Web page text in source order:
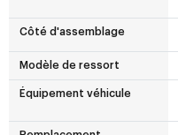
Côté d'assemblage
Modèle de ressort
Équipement véhicule